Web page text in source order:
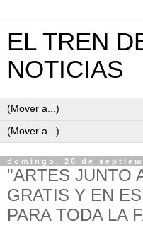
EL TREN
NOTICIAS
domingo, 26 de
"ARTES JUNTO
GRATIS Y EN
PARA TODA LA